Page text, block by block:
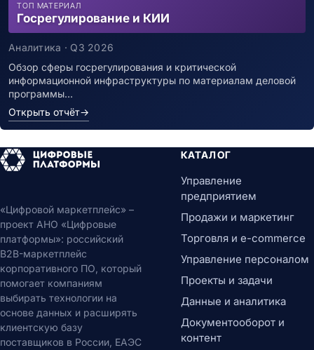
ТОП МАТЕРИАЛ
Госрегулирование и КИИ
Аналитика · Q3 2026
Обзор сферы госрегулирования и критической
информационной инфраструктуры по материалам деловой
программы…
Открыть отчёт→
«Цифровой маркетплейс» –
проект АНО «Цифровые
платформы»: российский
B2B-маркетплейс
корпоративного ПО, который
помогает компаниям
выбирать технологии на
основе данных и расширять
клиентскую базу
поставщиков в России, ЕАЭС
КАТАЛОГ
Управление
предприятием
Продажи и маркетинг
Торговля и e-commerce
Управление персоналом
Проекты и задачи
Данные и аналитика
Документооборот и
контент